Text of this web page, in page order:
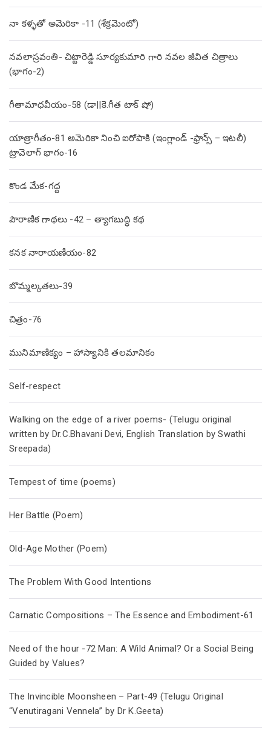
నా కళ్ళతో అమెరికా -11 (శేక్రమెంటో)
నవలాస్రవంతి- చిట్టారెడ్డి సూర్యకుమారి గారి నవల జీవిత చిత్రాలు
(భాగం-2)
గీతామాధవీయం-58 (డా||కె.గీత టాక్ షో)
యాత్రాగీతం-81 అమెరికా నించి ఐరోపాకి (ఇంగ్లాండ్ -ఫ్రాన్స్ – ఇటలీ)
ట్రావెలాగ్ భాగం-16
కొండ మేక-గద్ద
పౌరాణిక గాథలు -42 – త్యాగబుద్ధి కథ
కనక నారాయణీయం-82
బొమ్మల్కతలు-39
చిత్రం-76
మునిమాణిక్యం – హాస్యానికి తలమానికం
Self-respect
Walking on the edge of a river poems- (Telugu original
written by Dr.C.Bhavani Devi, English Translation by Swathi
Sreepada)
Tempest of time (poems)
Her Battle (Poem)
Old-Age Mother (Poem)
The Problem With Good Intentions
Carnatic Compositions – The Essence and Embodiment-61
Need of the hour -72 Man: A Wild Animal? Or a Social Being
Guided by Values?
The Invincible Moonsheen – Part-49 (Telugu Original
“Venutiragani Vennela” by Dr K.Geeta)